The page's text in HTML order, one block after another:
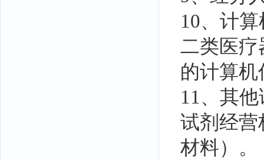
10、计
二类医疗
的计算
11、其
试剂经营
材料）。